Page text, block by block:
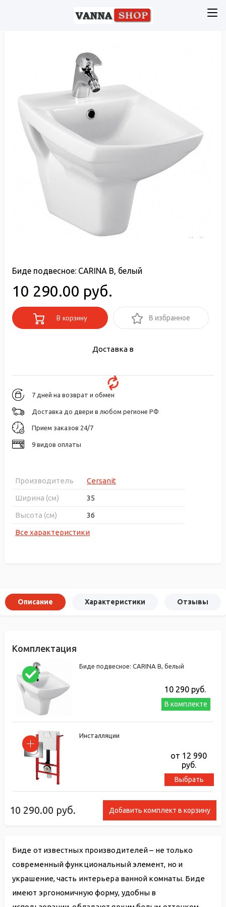
Биде подвесное: CARINA В, белый
10 290.00 руб.
В корзину В избранное
Доставка в
7 дней на возврат и обмен
Доставка до двери в любом регионе РФ
Прием заказов 24/7
9 видов оплаты
Производитель
Cersanit
Ширина (см)
35
Высота (см)
36
Все характеристики
Описание Характеристики Отзывы
Комплектация
10 290.00 руб. Добавить комплект в корзину
Биде подвесное: CARINA В, белый
10 290 руб.
В комплекте
Инсталляции
от 12 990
руб.
Выбрать
Биде от известных производителей – не только
современный функциональный элемент, но и
украшение, часть интерьера ванной комнаты. Биде
имеют эргономичную форму, удобны в